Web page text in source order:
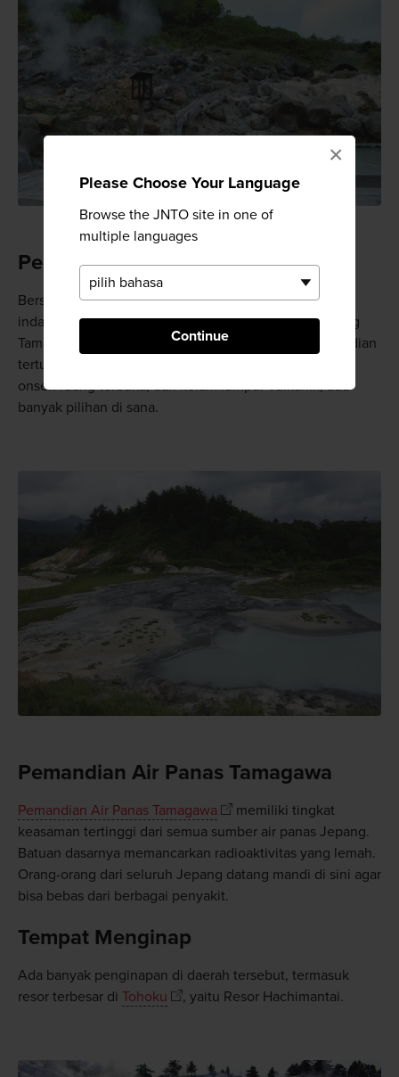
Please Choose Your Language
Browse the JNTO site in one of
multiple languages
Continue
×
Pemandian Air Panas Goshogake
Bersantailah di Pemandian Air Panas Goshogake yang
indah di lerengGn. Hachimantai
, tepatnya di jantung
Taman Nasional Towada-Hachimantai. Dengan pemandian
tertutup yang terbuat dari pinus beraroma, kotak uap,
onsen ruang terbuka, dan kolam lumpur vulkanik, ada
banyak pilihan di sana.
Pemandian Air Panas Tamagawa
Pemandian Air Panas Tamagawa
memiliki tingkat
keasaman tertinggi dari semua sumber air panas Jepang.
Batuan dasarnya memancarkan radioaktivitas yang lemah.
Orang-orang dari seluruh Jepang datang mandi di sini agar
bisa bebas dari berbagai penyakit.
Tempat Menginap
Ada banyak penginapan di daerah tersebut, termasuk
resor terbesar di Tohoku , yaitu Resor Hachimantai.